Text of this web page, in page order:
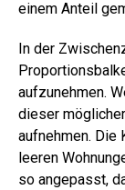
einem Anteil
In der
aufzunehmen.
dieser
aufnehmen. Die
leeren
so angepasst,